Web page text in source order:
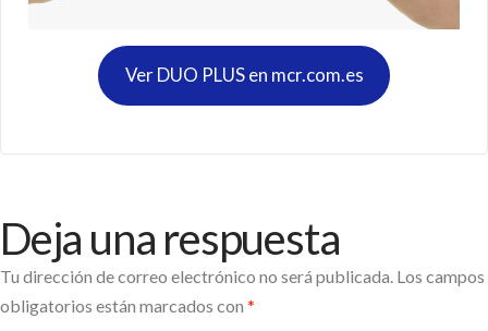
Ver DUO PLUS en mcr.com.es
Deja una respuesta
Tu dirección de correo electrónico no será publicada. Los campos
obligatorios están marcados con *